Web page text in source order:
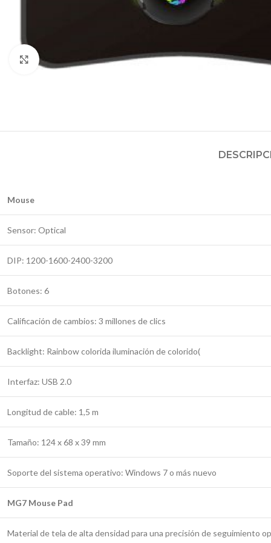
Click para agrandar
Mouse
Sensor: Optical
DIP: 1200-1600-2400-3200
Botones: 6
Calificación de cambios: 3 millones de clics
Backlight: Rainbow colorida iluminación de colorido(
Interfaz: USB 2.0
Longitud de cable: 1,5 m
Tamaño: 124 x 68 x 39 mm
Soporte del sistema operativo: Windows 7 o más nuevo
MG7 Mouse Pad
Material de tela de alta densidad para una precisión de seguimiento